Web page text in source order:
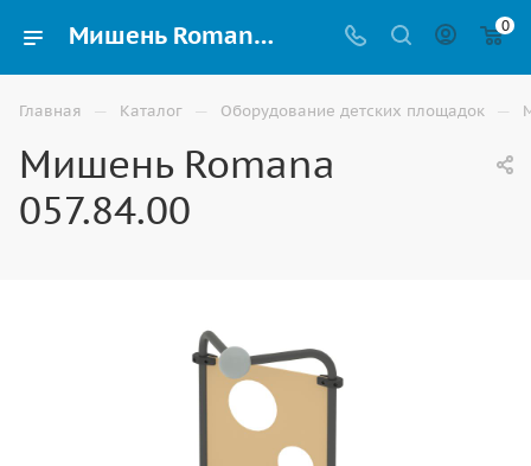
Мишень Romana 057.84.00 купить на детскую площадку в Астрахани 0
Главная — Каталог — Оборудование детских площадок —
Мишень Romana
057.84.00